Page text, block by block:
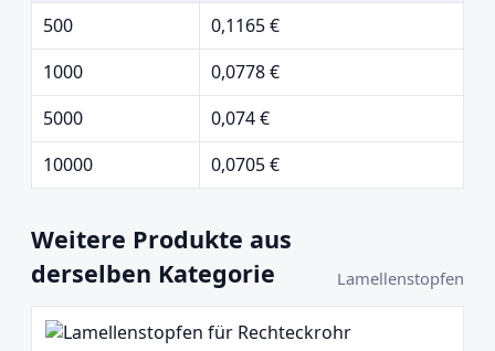
500
0,1165 €
1000
0,0778 €
5000
0,074 €
10000
0,0705 €
Weitere Produkte aus
derselben Kategorie
Lamellenstopfen